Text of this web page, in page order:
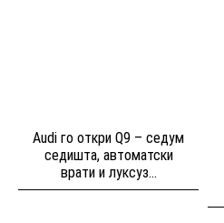
Audi го откри Q9 – седум
седишта, автоматски
врати и луксуз...